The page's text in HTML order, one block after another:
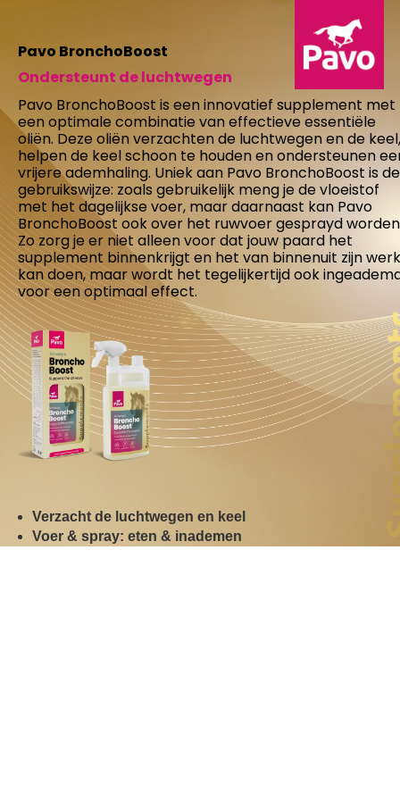
Pavo BronchoBoost
Ondersteunt de luchtwegen
Pavo BronchoBoost is een innovatief supplement met
een optimale combinatie van effectieve essentiële
oliën. Deze oliën verzachten de luchtwegen en de keel,
helpen de keel schoon te houden en ondersteunen
vrijere ademhaling. Uniek aan Pavo BronchoBoost is de
gebruikswijze: zoals gebruikelijk meng je de vloeistof
met het dagelijkse voer, maar daarnaast kan Pavo
BronchoBoost ook over het ruwvoer gesprayd
Zo zorg je er niet alleen voor dat jouw paard het
supplement binnenkrijgt en het van binnenuit zijn werk
kan doen, maar wordt het tegelijkertijd ook
voor een optimaal effect.
Verzacht de luchtwegen en keel
Voer & spray: eten & inademen